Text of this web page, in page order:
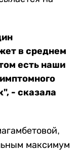
в среднем
есть наши
- сказала
максимум